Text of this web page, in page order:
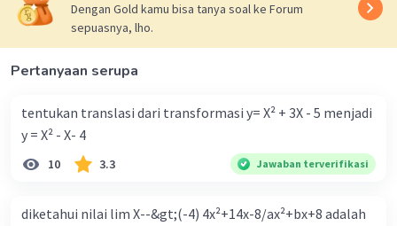
Beri Rating Balas
Dengan Gold kamu bisa tanya soal ke Forum
sepuasnya, lho.
Pertanyaan serupa
tentukan translasi dari transformasi y= X² + 3X - 5 menjadi
y = X² - X- 4
10 3.3 Jawaban terverifikasi
diketahui nilai lim X--&gt;(-4) 4x²+14x-8/ax²+bx+8 adalah